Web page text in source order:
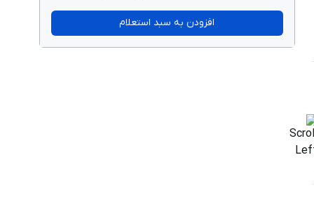
افزودن به سبد استعلام